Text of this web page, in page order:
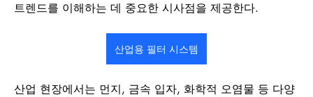
트렌드를 이해하는 데 중요한 시사점을 제공한다.
산업용 필터 시스템
산업 현장에서는 먼지, 금속 입자, 화학적 오염물 등 다양